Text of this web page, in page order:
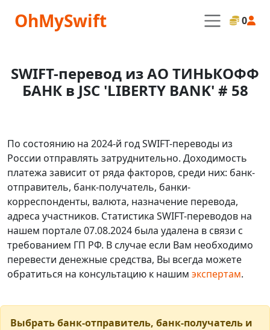
OhMySwift 0
SWIFT-перевод из АО ТИНЬКОФФ
БАНК в JSC 'LIBERTY BANK' # 58
По состоянию на 2024-й год SWIFT-переводы из
России отправлять затруднительно. Доходимость
платежа зависит от ряда факторов, среди них: банк-
отправитель, банк-получатель, банки-
корреспонденты, валюта, назначение перевода,
адреса участников. Статистика SWIFT-переводов на
нашем портале 07.08.2024 была удалена в связи с
требованием ГП РФ. В случае если Вам необходимо
перевести денежные средства, Вы всегда можете
обратиться на консультацию к нашим экспертам.
Выбрать банк-отправитель, банк-получатель и